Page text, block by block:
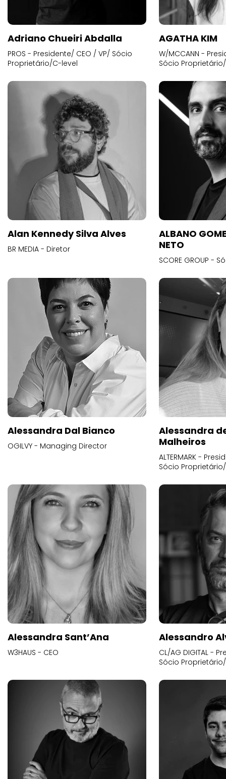
Adriano Chueiri Abdalla
PROS - Presidente/ CEO / VP/ Sócio
Proprietário/C-level
AGATHA KIM
W/MCCANN -
Sócio
Alan Kennedy Silva Alves
BR MEDIA - Diretor
ALBANO
NETO
SCORE GROUP -
Alessandra Dal Bianco
OGILVY - Managing Director
Alessandra
Malheiros
ALTERMARK -
Sócio
Alessandra Sant’Ana
W3HAUS - CEO
Alessandro
CL/AG DIGITAL -
Sócio